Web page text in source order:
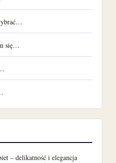
się…
– delikatność i elegancja